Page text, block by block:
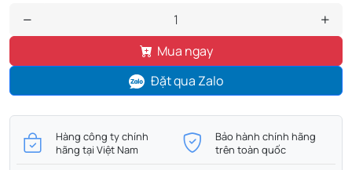
Mua ngay
Đặt qua Zalo
Hàng công ty chính
hãng tại Việt Nam
Bảo hành chính hãng
trên toàn quốc